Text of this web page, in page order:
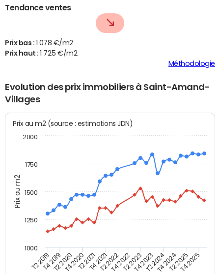
Tendance ventes
Prix bas :
1 078 €/m2
Prix haut :
1 725 €/m2
Méthodologie
Evolution des prix immobiliers à Saint-Amand-
Villages
Prix au m2
Prix au m2 (source : estimations JDN)
T2 2019T4 2019T2 2020T4 2020T2 2021T4 2021T2 2022T4 2022T2 2023T4 2023T2 2024T4 2024T2 2025T4 2025
1000
2000
1250
1500
1750